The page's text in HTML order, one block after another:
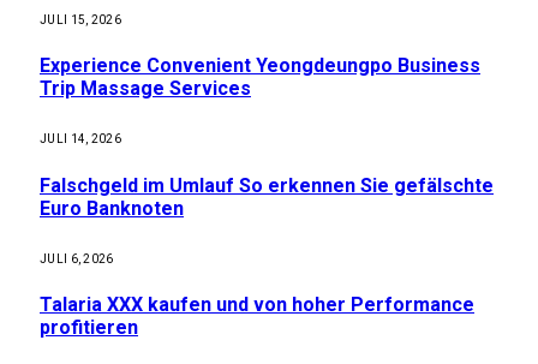
JULI 15, 2026
Experience Convenient Yeongdeungpo Business
Trip Massage Services
JULI 14, 2026
Falschgeld im Umlauf So erkennen Sie gefälschte
Euro Banknoten
JULI 6, 2026
Talaria XXX kaufen und von hoher Performance
profitieren